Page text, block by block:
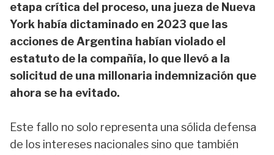
etapa crítica del proceso, una jueza de Nueva
York había dictaminado en 2023 que las
acciones de Argentina habían violado el
estatuto de la compañía, lo que llevó a la
solicitud de una millonaria indemnización que
ahora se ha evitado.
Este fallo no solo representa una sólida defensa
de los intereses nacionales sino que también